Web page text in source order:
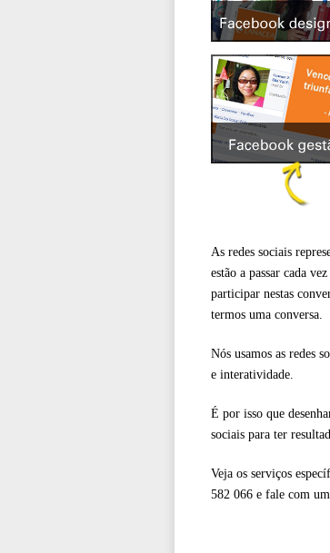
As redes sociais
estão a passar cada
participar nestas
termos uma conversa.
Nós usamos as redes
e interatividade.
É por isso que
sociais para ter
Veja os serviços
582 066 e fale com